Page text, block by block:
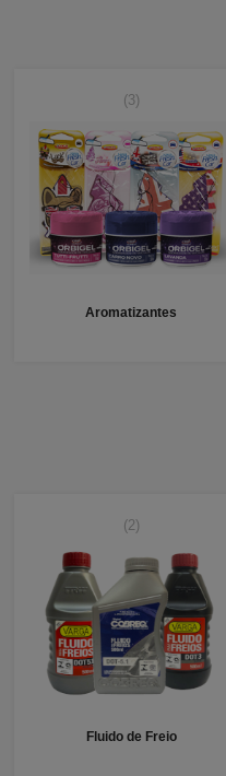
(3)
Aromatizantes
(2)
Fluido de Freio